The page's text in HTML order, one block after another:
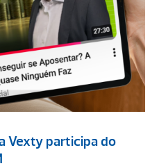
Vexty participa do